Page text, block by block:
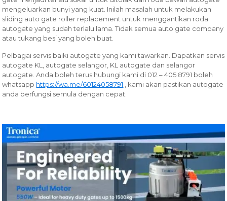
mengeluarkan bunyi yang kuat. Inilah masalah untuk melakukan
sliding auto gate roller replacement untuk menggantikan roda
autogate yang sudah terlalu lama. Tidak semua auto gate company
atau tukang besi yang boleh buat.
Pelbagai servis baiki autogate yang kami tawarkan. Dapatkan servis
autogate KL, autogate selangor, KL autogate dan selangor
autogate. Anda boleh terus hubungi kami di 012 – 405 8791 boleh
whatsapp https://wa.me/60124058791
, kami akan pastikan autogate
anda berfungsi semula dengan cepat.